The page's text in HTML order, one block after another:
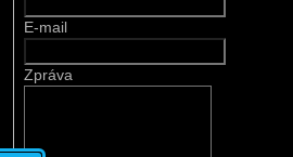
E-mail
Zpráva